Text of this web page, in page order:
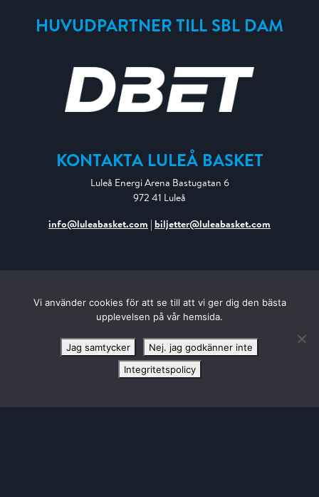
HUVUDPARTNER TILL SBL DAM
KONTAKTA LULEÅ BASKET
Luleå Energi Arena Bastugatan 6
972 41 Luleå
info@luleabasket.com | biljetter@luleabasket.com
Vi använder cookies för att se till att vi ger dig den bästa
upplevelsen på vår hemsida.
Jag samtycker
Nej. jag godkänner inte
Integritetspolicy